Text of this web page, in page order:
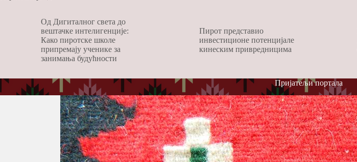
Од Дигиталног света до
вештачке интелигенције:
Како пиротске школе
припремају ученике за
занимања будућности
Пирот представио
инвестиционе потенцијале
кинеским привредницима
Пријатељи портала